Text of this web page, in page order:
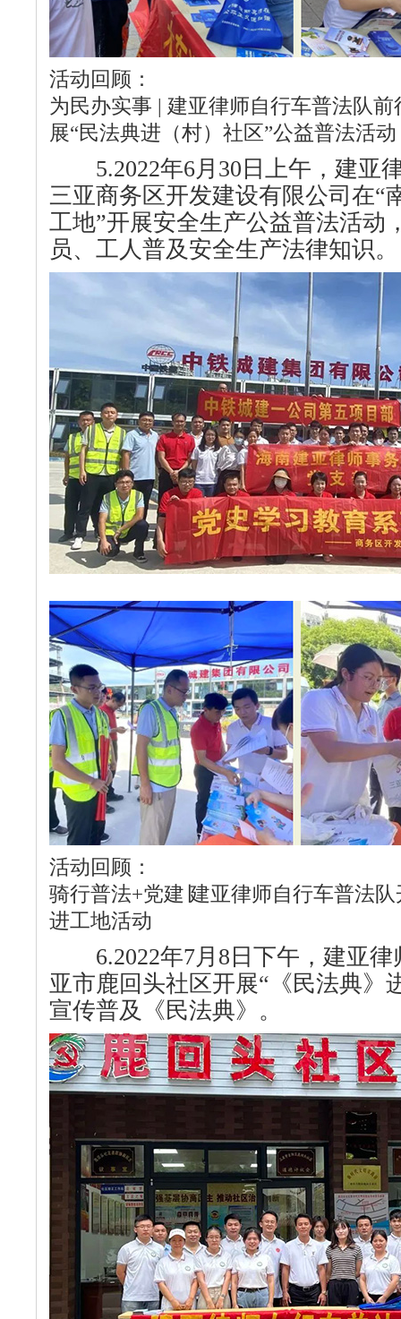
活动回顾：
为民办实事 | 建亚律师自行车普法队
展“民法典进（村）社区”公益普法活动
5.2022年6月30日上午，建亚
三亚商务区开发建设有限公司在“
工地”开展安全生产公益普法活动
员、工人普及安全生产法律知识。
活动回顾：
骑行普法+党建∣建亚律师自行车普法
进工地活动
6.2022年7月8日下午，建亚律
亚市鹿回头社区开展“《民法典》
宣传普及《民法典》。